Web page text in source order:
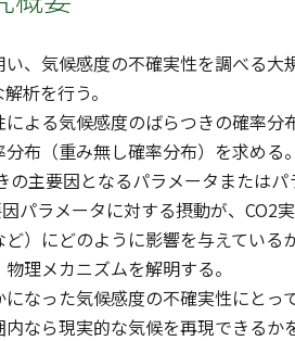
、気候感度の不確実性を調べる
析を行う。
よる気候感度のばらつきの確率分
布（重み無し確率分布）を求める。
主要因となるパラメータまたはパ
ラメータに対する摂動が、CO2
）にどのように影響を与えてい
理メカニズムを解明する。
なった気候感度の不確実性にとっ
なら現実的な気候を再現できる